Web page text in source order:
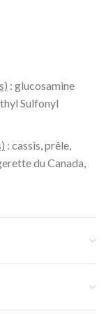
: glucosamine
Sulfonyl
: cassis, prêle,
du Canada,